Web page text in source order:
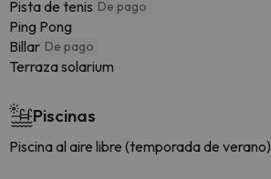
Pista de tenis De pago
Ping Pong
Billar De pago
Terraza solarium
Piscinas
Piscina al aire libre (temporada de verano)